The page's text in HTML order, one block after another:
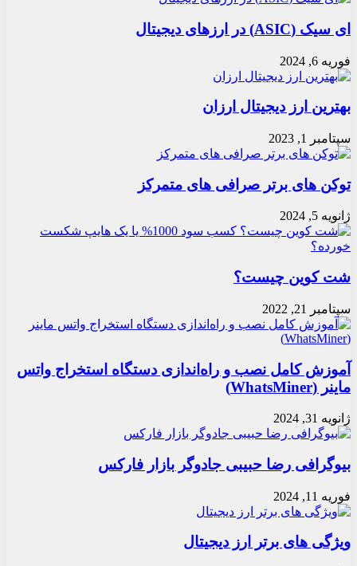
ای سیک (ASIC) در ارزهای دیجیتال
فوریه 6, 2024
بهترین ارز دیجیتال ارزان
سپتامبر 1, 2023
توکن های برتر صرافی های متمرکز
ژانویه 5, 2024
شت کوین چیست؟
سپتامبر 21, 2022
آموزش کامل نصب و راه‌اندازی دستگاه استخراج واتس
ماینر (WhatsMiner)
ژانویه 31, 2024
بیوگرافی رضا حبیبی جادوگر بازار فارکس
فوریه 11, 2024
ویژگی های برتر ارز دیجیتال